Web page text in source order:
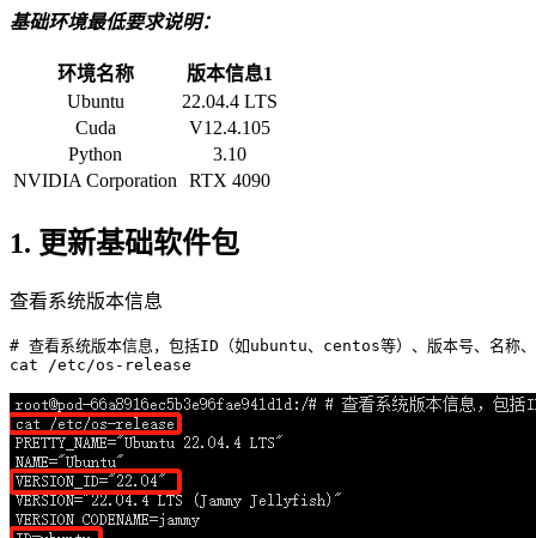
基础环境最低要求说明：
环境名称
版本信息1
Ubuntu
22.04.4 LTS
Cuda
V12.4.105
Python
3.10
NVIDIA Corporation
RTX 4090
1. 更新基础软件包
查看系统版本信息
# 查看系统版本信息，包括ID（如ubuntu、centos等）、版本号、名称
cat